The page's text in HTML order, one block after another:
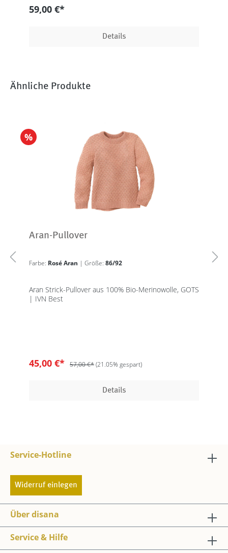
59,00 €*
Details
Ähnliche Produkte
%
Aran-Pullover
Farbe: Rosé Aran | Größe: 86/92
Aran Strick-Pullover aus 100% Bio-Merinowolle, GOTS
| IVN Best
45,00 €* 57,00 €*(21.05% gespart)
Details
Service-Hotline
Widerruf einlegen
Über disana
Service & Hilfe